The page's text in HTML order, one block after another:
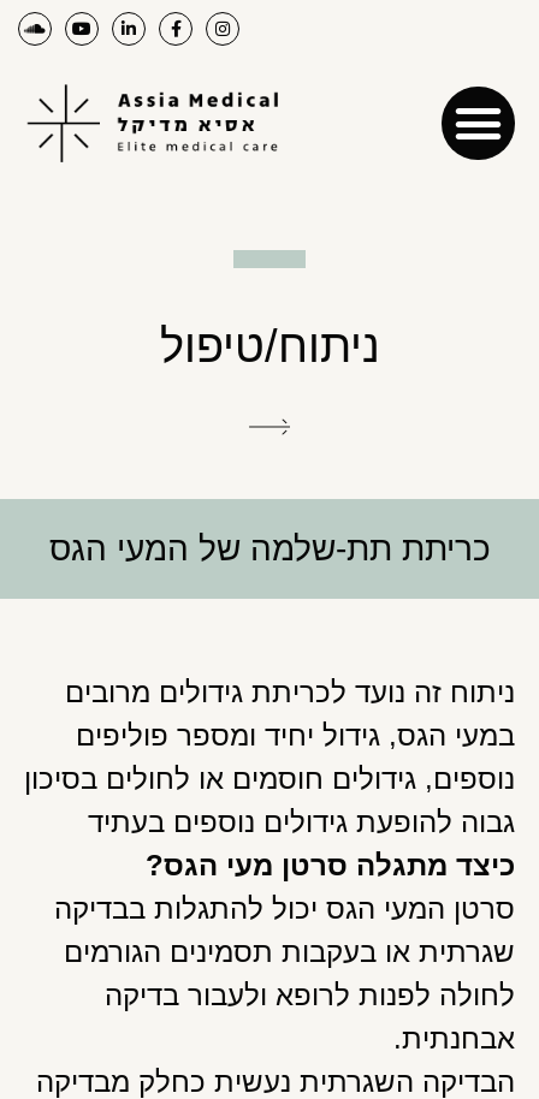
ניתוח/טיפול
כריתת תת-שלמה של המעי הגס
ניתוח זה נועד לכריתת גידולים מרובים
במעי הגס, גידול יחיד ומספר פוליפים
נוספים, גידולים חוסמים או לחולים בסיכון
גבוה להופעת גידולים נוספים בעתיד
כיצד מתגלה סרטן מעי הגס?
סרטן המעי הגס יכול להתגלות בבדיקה
שגרתית או בעקבות תסמינים הגורמים
לחולה לפנות לרופא ולעבור בדיקה
אבחנתית.
הבדיקה השגרתית נעשית כחלק מבדיקה